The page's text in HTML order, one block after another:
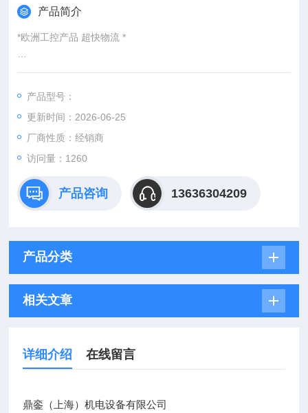
产品简介
*欧洲工控产品 超快物流 *
：
：@
http://www./优势供应Turck PS001V-501-LI2UPN8X-H1141 Sn
r：6832803
产品型号：
更新时间：2026-06-25
厂商性质：经销商
访问量：1260
产品咨询 13636304209
产品分类
相关文章
详细介绍 在线留言
鼎銮（上海）机电设备有限公司